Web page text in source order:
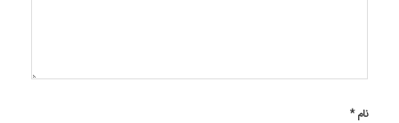
نام*